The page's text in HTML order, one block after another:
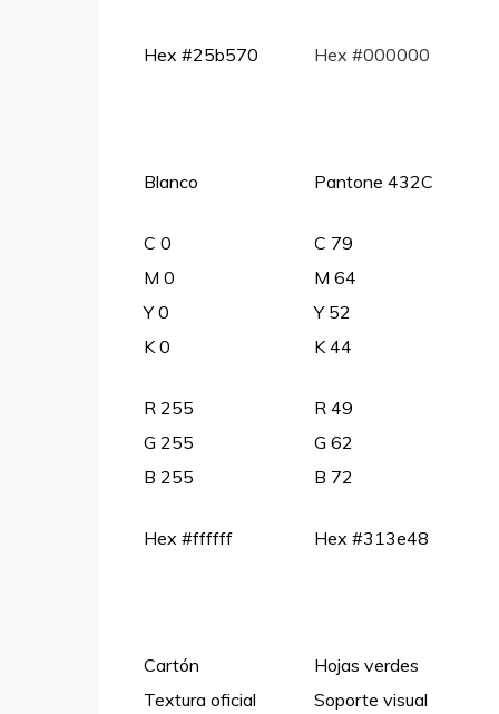
Hex #25b570 Hex #000000
Blanco
C 0
M 0
Y 0
K 0
R 255
G 255
B 255
Hex #ffffff
Pantone 432C
C 79
M 64
Y 52
K 44
R 49
G 62
B 72
Hex #313e48
Cartón
Textura oficial
Hojas verdes
Soporte visual